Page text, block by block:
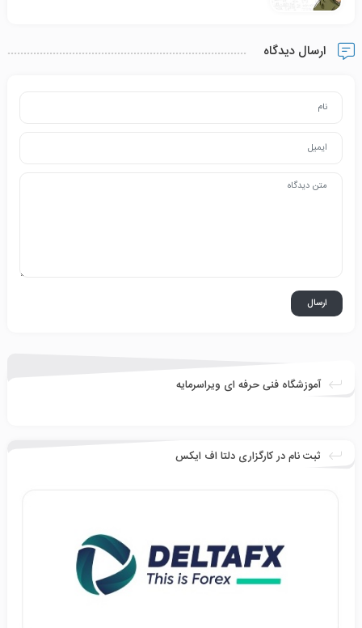
ارسال دیدگاه
آموزشگاه فنی حرفه ای ویراسرمایه
ثبت نام در کارگزاری دلتا اف ایکس